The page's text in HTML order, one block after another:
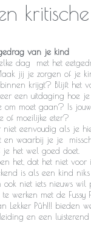
van je kind
dag met het
jij je zorgen of je
krijgt? Blijft het
een uitdaging hoe
om moet gaan? Is
of moeilijke eter?
niet eenvoudig als je
en waarbij je je
het wel goed doet.
het, dat het niet voor
is als een kind
ook niet iets nieuws wil
werken met de Fussy
Lekker Pûh!!! bieden
en een luisterend